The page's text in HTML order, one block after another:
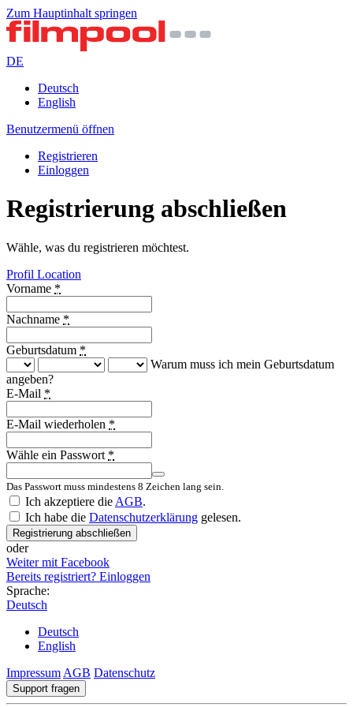
Zum Hauptinhalt springen
DE
Deutsch
English
Benutzermenü öffnen
Registrieren
Einloggen
Registrierung abschließen
Wähle, was du registrieren möchtest.
Profil Location
Vorname *
Nachname *
Geburtsdatum *
Warum muss ich mein Geburtsdatum
angeben?
E-Mail *
E-Mail wiederholen *
Wähle ein Passwort *
Das Passwort muss mindestens 8 Zeichen lang sein.
Country
Ich akzeptiere die AGB.
Ich habe die Datenschutzerklärung gelesen.
Registrierung abschließen
oder
Weiter mit Facebook
Bereits registriert? Einloggen
Sprache:
Deutsch
Deutsch
English
Impressum AGB Datenschutz
Support fragen